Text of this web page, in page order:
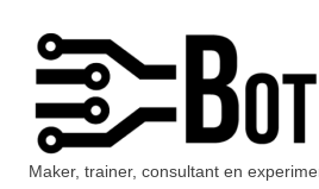
inhoud
Maker, trainer, consultant en